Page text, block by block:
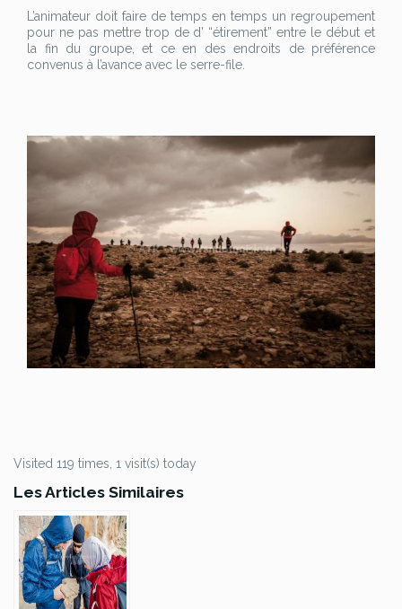
L’animateur doit faire de temps en temps un regroupement
pour ne pas mettre trop de d’ “étirement” entre le début et
la fin du groupe, et ce en des endroits de préférence
convenus à l’avance avec le serre-file.
Visited 119 times, 1 visit(s) today
Les Articles Similaires